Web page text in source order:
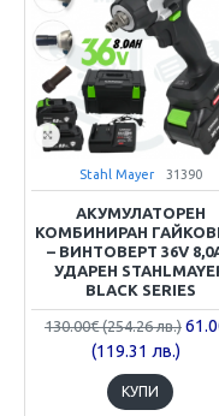
Stahl Mayer 31390
АКУМУЛАТОРЕН
КОМБИНИРАН
– ВИНТОВЕРТ 36V
УДАРЕН
BLACK SERIES
130.00€ (254.26 лв.)
(119.31 лв.)
КУПИ